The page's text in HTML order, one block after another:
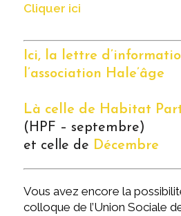
Cliquer ici
Ici, la lettre
l’association Hale’âge
Là celle de Habitat
(HPF – septembre)
et celle de Décembre
Vous avez encore la
colloque de l’Union Sociale